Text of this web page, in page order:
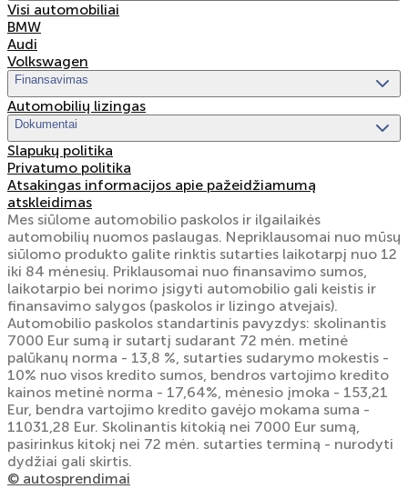
Visi automobiliai
BMW
Audi
Volkswagen
Finansavimas
Automobilių lizingas
Dokumentai
Slapukų politika
Privatumo politika
Atsakingas informacijos apie pažeidžiamumą
atskleidimas
Mes siūlome automobilio paskolos ir ilgailaikės
automobilių nuomos paslaugas. Nepriklausomai nuo mūsų
siūlomo produkto galite rinktis sutarties laikotarpį nuo 12
iki 84 mėnesių. Priklausomai nuo finansavimo sumos,
laikotarpio bei norimo įsigyti automobilio gali keistis ir
finansavimo salygos (paskolos ir lizingo atvejais).
Automobilio paskolos standartinis pavyzdys: skolinantis
7000 Eur sumą ir sutartį sudarant 72 mėn. metinė
palūkanų norma - 13,8 %, sutarties sudarymo mokestis -
10% nuo visos kredito sumos, bendros vartojimo kredito
kainos metinė norma - 17,64%, mėnesio įmoka - 153,21
Eur, bendra vartojimo kredito gavėjo mokama suma -
11031,28 Eur. Skolinantis kitokią nei 7000 Eur sumą,
pasirinkus kitokį nei 72 mėn. sutarties terminą - nurodyti
dydžiai gali skirtis.
© autosprendimai